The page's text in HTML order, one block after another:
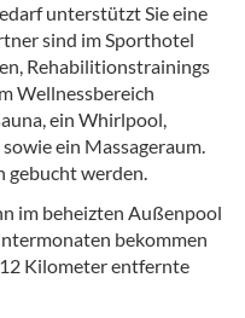
unterstützt Sie eine
sind im Sporthotel
Rehabilitionstrainings
Wellnessbereich
ein Whirlpool,
ein Massageraum.
gebucht werden.
im beheizten Außenpool
bekommen
Kilometer entfernte